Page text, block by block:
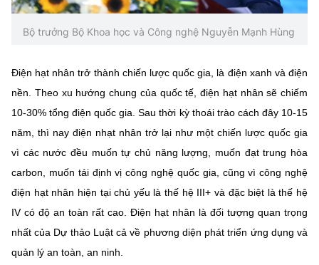
Điều khoản sử dụng Theo dõi MST: Góp ý
Chịu trách nhiệm nội dung: Nguyễn Thị Hải Hằng
Giám đốc Trung tâm Truyền thông Khoa học và Công nghệ.
Liên hệ
Điện thoại: 024 3936 9506
Email: stc@mst.gov.vn
©2026 Bản quyền thuộc Bộ Khoa Học và Công Nghệ
(Ghi rõ nguồn "https://mst.gov.vn" khi phát hành lại thông tin từ
Bộ trưởng Bộ Khoa học và Công nghệ Nguyễn Mạnh Hùng
Điện hạt nhân trở thành chiến lược quốc gia, là điện xanh và điện
nền. Theo xu hướng chung của quốc tế, điện hạt nhân sẽ chiếm
10-30% tổng điện quốc gia. Sau thời kỳ thoái trào cách đây 10-15
năm, thì nay điện nhạt nhân trở lại như một chiến lược quốc gia
vì các nước đều muốn tự chủ năng lượng, muốn đạt trung hòa
carbon, muốn tái định vị công nghệ quốc gia, cũng vì công nghệ
điện hạt nhân hiện tại chủ yếu là thế hệ III+ và đặc biệt là thế hệ
IV có độ an toàn rất cao. Điện hạt nhân là đối tượng quan trọng
nhất của Dự thảo Luật cả về phương diện phát triển ứng dụng và
quản lý an toàn, an ninh.